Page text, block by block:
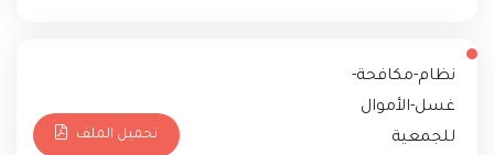
نظام-مكافحة-
غسل-الأموال
للجمعية
تحميل الملف